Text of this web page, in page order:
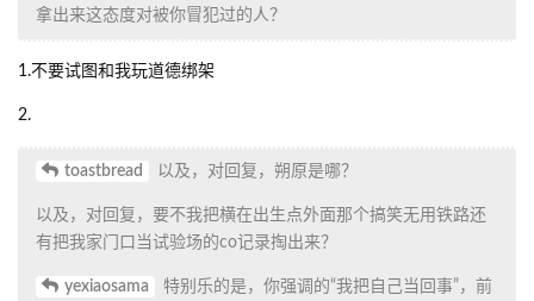
拿出来这态度对被你冒犯过的人？
1.不要试图和我玩道德绑架
2.
toastbread 以及，对回复，朔原是哪？
以及，对回复，要不我把横在出生点外面那个搞笑无用铁路还
有把我家门口当试验场的co记录掏出来？
yexiaosama 特别乐的是，你强调的“我把自己当回事”，前